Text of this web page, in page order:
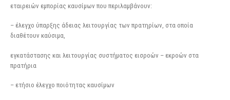
εταιρειών εμπορίας καυσίμων που περιλαμβάνουν:
– έλεγχο ύπαρξης άδειας λειτουργίας των πρατηρίων, στα οποία
διαθέτουν καύσιμα,
εγκατάστασης και λειτουργίας συστήματος εισροών – εκροών στα
πρατήρια
– ετήσιο έλεγχο ποιότητας καυσίμων